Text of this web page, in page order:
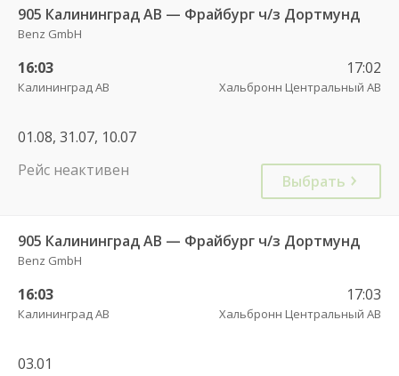
905 Калининград АВ — Фрайбург ч/з Дортмунд
Benz GmbH
16:03
Калининград АВ
17:02
Хальбронн Центральный АВ
01.08, 31.07, 10.07
Рейс неактивен
Выбрать
905 Калининград АВ — Фрайбург ч/з Дортмунд
Benz GmbH
16:03
Калининград АВ
17:03
Хальбронн Центральный АВ
03.01